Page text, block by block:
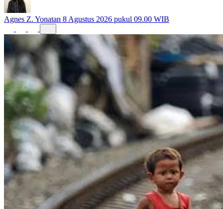
Agnes Z. Yonatan 8 Agustus 2026 pukul 09.00 WIB